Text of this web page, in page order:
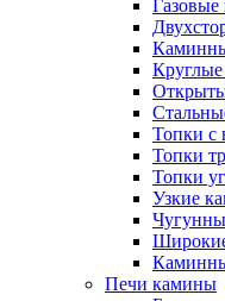
Топки с
Топки
Топки
Узкие
Печи камины